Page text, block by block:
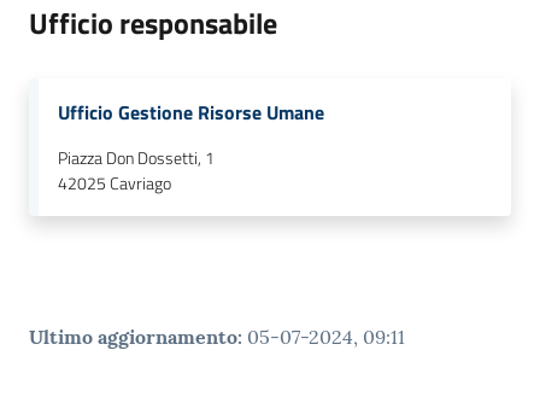
Ufficio responsabile
Ufficio Gestione Risorse Umane
Piazza Don Dossetti, 1
42025Cavriago
Ultimo aggiornamento: 05-07-2024, 09:11